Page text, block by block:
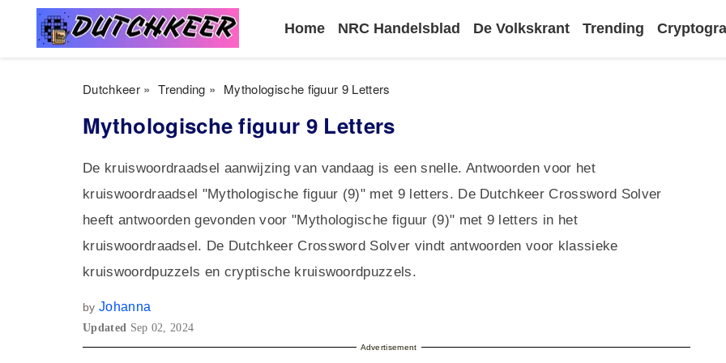
Home NRC Handelsblad De Volkskrant Trending
Dutchkeer» Trending » Mythologische figuur 9 Letters
Mythologische figuur 9 Letters
De kruiswoordraadsel aanwijzing van vandaag is een snelle. Antwoorden voor het
kruiswoordraadsel "Mythologische figuur (9)" met 9 letters. De Dutchkeer Crossword Solver
heeft antwoorden gevonden voor "Mythologische figuur (9)" met 9 letters in het
kruiswoordraadsel. De Dutchkeer Crossword Solver vindt antwoorden voor klassieke
kruiswoordpuzzels en cryptische kruiswoordpuzzels.
by Johanna
Updated Sep 02, 2024
Advertisement